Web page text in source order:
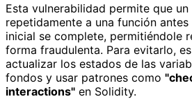
Esta vulnerabilidad permite que
repetidamente a una función
inicial se complete, permitiéndole
forma fraudulenta. Para evitarlo,
actualizar los estados de las
fondos y usar patrones como
interactions" en Solidity.